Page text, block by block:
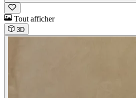
Tout afficher
3D